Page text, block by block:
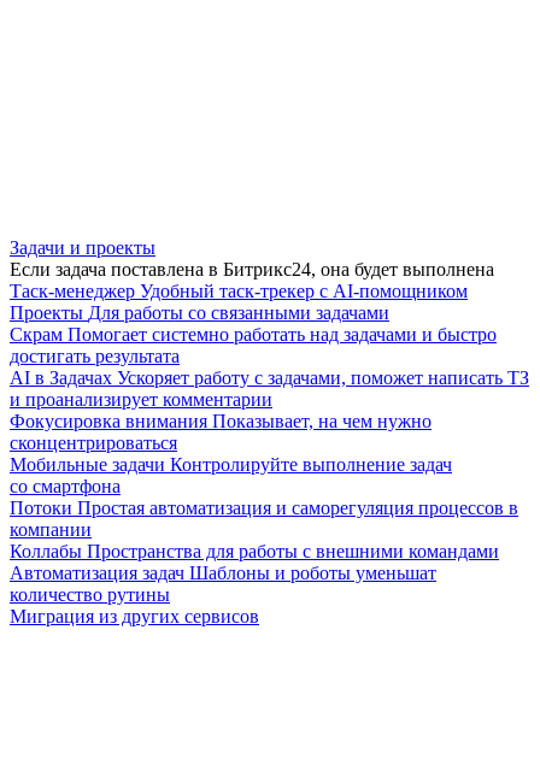
Задачи и проекты
Если задача поставлена в Битрикс24, она будет выполнена
Таск-менеджер Удобный таск-трекер с AI-помощником
Проекты Для работы со связанными задачами
Скрам Помогает системно работать над задачами и быстро
достигать результата
AI в Задачах Ускоряет работу с задачами, поможет написать ТЗ
и проанализирует комментарии
Фокусировка внимания Показывает, на чем нужно
сконцентрироваться
Мобильные задачи Контролируйте выполнение задач
со смартфона
Потоки Простая автоматизация и саморегуляция процессов в
компании
Коллабы Пространства для работы с внешними командами
Автоматизация задач Шаблоны и роботы уменьшат
количество рутины
Миграция из других сервисов